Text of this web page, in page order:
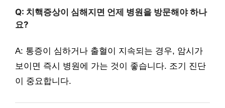
Q: 치핵증상이 심해지면 언제 병원을 방문해야 하나
요?
A: 통증이 심하거나 출혈이 지속되는 경우, 암시가
보이면 즉시 병원에 가는 것이 좋습니다. 조기 진단
이 중요합니다.